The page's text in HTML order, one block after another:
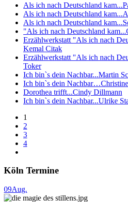
Als ich nach Deutschland
Als ich nach Deutschland
Als ich nach Deutschland
"Als ich nach Deutschland
Erzählwerkstatt "Als ich nach
Kemal Citak
Erzählwerkstatt "Als ich nach
Toker
Ich bin`s dein Nachbar...Martin
Ich bin`s dein
Dorothea trifft...Cindy Dillmann
Ich bin`s dein Nachbar...Ulrike
1
2
3
4
Köln Termine
09Aug.